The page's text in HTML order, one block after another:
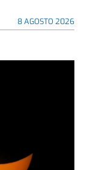
8 AGOSTO 2026